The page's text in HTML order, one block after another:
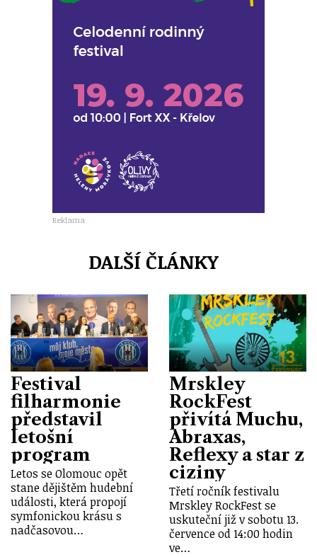
Reklama
DALŠÍ ČLÁNKY
Festival
filharmonie
představil
letošní
program
Letos se Olomouc opět
stane dějištěm hudební
události, která propojí
symfonickou krásu s
nadčasovou…
Mrskley
RockFest
přivítá Muchu,
Abraxas,
Reflexy a star z
ciziny
Třetí ročník festivalu
Mrskley RockFest se
uskuteční již v sobotu 13.
července od 14:00 hodin
ve…